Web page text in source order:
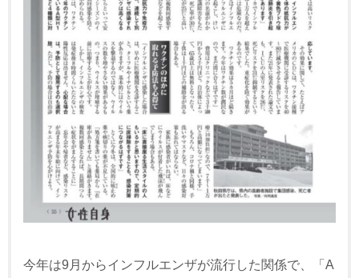
今年は9月からインフルエンザが流行した関係で、「A